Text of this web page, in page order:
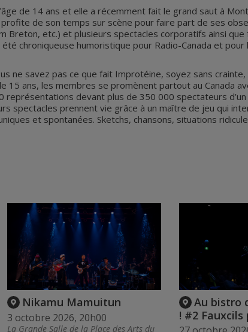
de 14 ans et elle a récemment fait le grand saut à
de son temps sur scène pour faire part de ses
Breton, etc.) et plusieurs spectacles corporatifs ainsi
chroniqueuse humoristique pour Radio-Canada et pour
ne savez pas ce que fait Improtéine, soyez sans
ans, les membres se promènent partout au Canada
devant plus de 350 000 spectateurs d’un
spectacles prennent vie grâce à un maître de jeu qui
et spontanées. Sketchs, chansons, situations
Nikamu Mamuitun
3 octobre 2026, 20h00
La Grande Salle de la Place des Arts du
Au bistro
! #2 Fauxcils